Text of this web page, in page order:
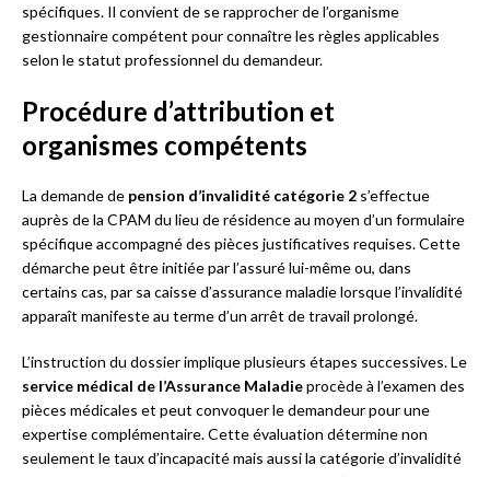
spécifiques. Il convient de se rapprocher de l’organisme
gestionnaire compétent pour connaître les règles applicables
selon le statut professionnel du demandeur.
Procédure d’attribution et
organismes compétents
La demande de pension d’invalidité catégorie 2 s’effectue
auprès de la CPAM du lieu de résidence au moyen d’un formulaire
spécifique accompagné des pièces justificatives requises. Cette
démarche peut être initiée par l’assuré lui-même ou, dans
certains cas, par sa caisse d’assurance maladie lorsque l’invalidité
apparaît manifeste au terme d’un arrêt de travail prolongé.
L’instruction du dossier implique plusieurs étapes successives. Le
service médical de l’Assurance Maladieprocède à l’examen des
pièces médicales et peut convoquer le demandeur pour une
expertise complémentaire. Cette évaluation détermine non
seulement le taux d’incapacité mais aussi la catégorie d’invalidité